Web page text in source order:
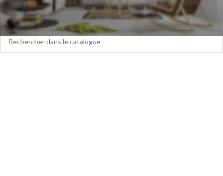
Aucun produit ne correspond à votre sélection.